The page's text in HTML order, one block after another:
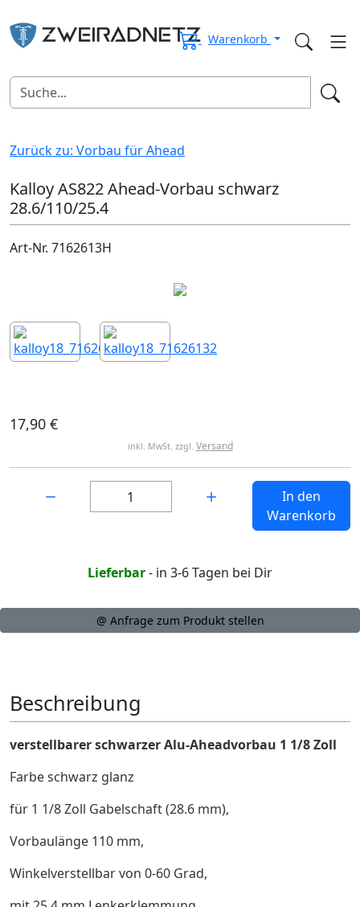
Warenkorb
Zurück zu: Vorbau für Ahead
Kalloy AS822 Ahead-Vorbau schwarz
28.6/110/25.4
Art-Nr. 7162613H
17,90 €
inkl. MwSt. zzgl. Versand
In den
Warenkorb
Lieferbar- in 3-6 Tagen bei Dir
@ Anfrage zum Produkt stellen
Beschreibung
verstellbarer schwarzer Alu-Aheadvorbau 1 1/8 Zoll
Farbe schwarz glanz
für 1 1/8 Zoll Gabelschaft (28.6 mm),
Vorbaulänge 110 mm,
Winkelverstellbar von 0-60 Grad,